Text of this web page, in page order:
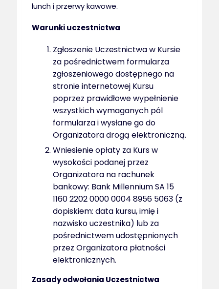
lunch i przerwy kawowe.
Warunki uczestnictwa
Zgłoszenie Uczestnictwa w Kursie
za pośrednictwem formularza
zgłoszeniowego dostępnego na
stronie internetowej Kursu
poprzez prawidłowe wypełnienie
wszystkich wymaganych pól
formularza i wysłane go do
Organizatora drogą elektroniczną.
Wniesienie opłaty za Kurs w
wysokości podanej przez
Organizatora na rachunek
bankowy: Bank Millennium SA 15
1160 2202 0000 0004 8956 5063 (z
dopiskiem: data kursu, imię i
nazwisko uczestnika) lub za
pośrednictwem udostępnionych
przez Organizatora płatności
elektronicznych.
Zasady odwołania Uczestnictwa